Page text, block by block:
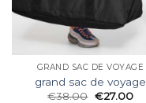
GRAND SAC DE VOYAGE
grand sac de voyage
€38.00 €27.00